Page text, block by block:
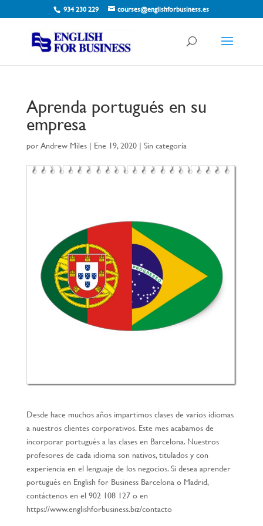
934 230 229 courses@englishforbusiness.es
Aprenda portugués en su
empresa
porAndrew Miles| Ene 19, 2020| Sin categoría
Desde hace muchos años impartimos clases de varios idiomas
a nuestros clientes corporativos. Este mes acabamos de
incorporar portugués a las clases en Barcelona. Nuestros
profesores de cada idioma son nativos, titulados y con
experiencia en el lenguaje de los negocios. Si desea aprender
portugués en English for Business Barcelona o Madrid,
contáctenos en el 902 108 127 o en
https://www.englishforbusiness.biz/contacto